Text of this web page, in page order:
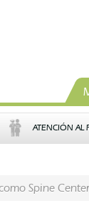
ATENCIÓN AL
Spine